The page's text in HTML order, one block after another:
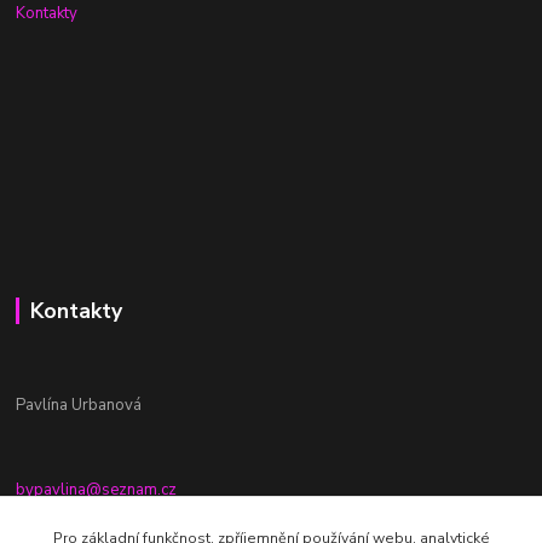
Kontakty
Kontakty
Pavlína Urbanová
bypavlina@seznam.cz
+420774917196
Pro základní funkčnost, zpříjemnění používání webu, analytické